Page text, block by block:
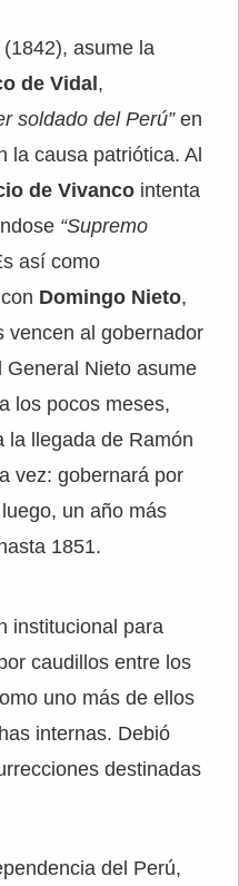
asume la
de Vidal,
soldado del Perú”en
la causa patriótica. Al
de Vivanco intenta
“Supremo
así como
Domingo Nieto,
vencen al gobernador
General Nieto asume
los pocos meses,
la llegada de Ramón
vez: gobernará por
un año más
1851.
institucional para
caudillos entre los
uno más de ellos
internas. Debió
destinadas
del Perú,